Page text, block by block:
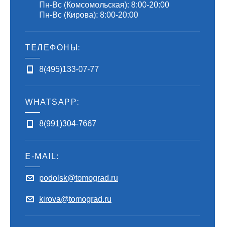
Пн-Вс (Комсомольская): 8:00-20:00
Пн-Вс (Кирова): 8:00-20:00
ТЕЛЕФОНЫ:
8(495)133-07-77
WHATSAPP:
8(991)304-7667
E-MAIL:
podolsk@tomograd.ru
kirova@tomograd.ru